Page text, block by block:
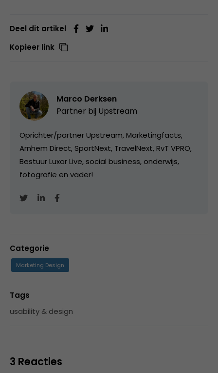
Deel dit artikel
Kopieer link
Marco Derksen
Partner bij Upstream
Oprichter/partner Upstream, Marketingfacts,
Arnhem Direct, SportNext, TravelNext, RvT VPRO,
Bestuur Luxor Live, social business, onderwijs,
fotografie en vader!
Categorie
Marketing Design
Tags
usability & design
3 Reacties